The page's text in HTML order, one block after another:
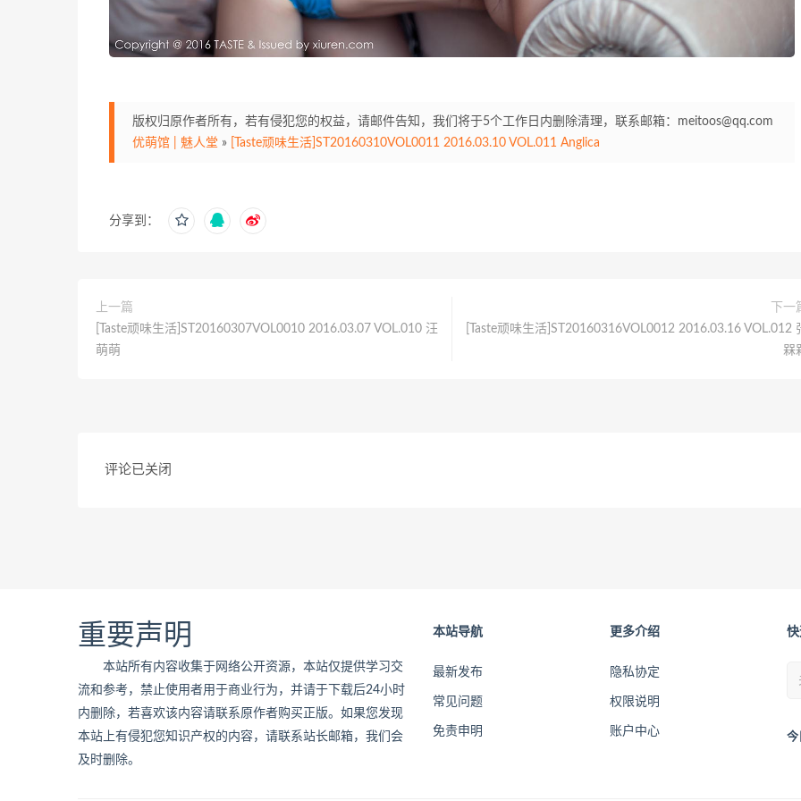
版权归原作者所有，若有侵犯您的权益，请邮件告知，我们将于5个工作日内删除清理，联系邮箱：meitoos@qq.com
优萌馆 | 魅人堂 » [Taste顽味生活]ST20160310VOL0011 2016.03.10 VOL.011 Anglica
分享到：
上一篇
[Taste顽味生活]ST20160307VOL0010 2016.03.07 VOL.010 汪
萌萌
下一
[Taste顽味生活]ST20160316VOL0012 2016.03.16 VOL.012
槑
评论已关闭
重要声明
本站所有内容收集于网络公开资源，本站仅提供学习交
流和参考，禁止使用者用于商业行为，并请于下载后24小时
内删除，若喜欢该内容请联系原作者购买正版。如果您发现
本站上有侵犯您知识产权的内容，请联系站长邮箱，我们会
及时删除。
本站导航
最新发布
常见问题
免责申明
更多介绍
隐私协定
权限说明
账户中心 今